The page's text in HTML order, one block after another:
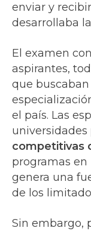
enviar y
desarrollaba
El examen
aspirantes,
que
el país. Las
universidades
competitivas
programas
genera una
de los
Sin embargo,